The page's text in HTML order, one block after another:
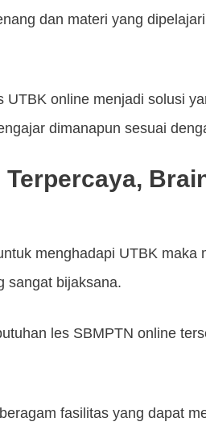
dan materi yang
online menjadi solusi
dimanapun sesuai
menghadapi UTBK maka
sangat bijaksana.
les SBMPTN online
fasilitas yang dapat